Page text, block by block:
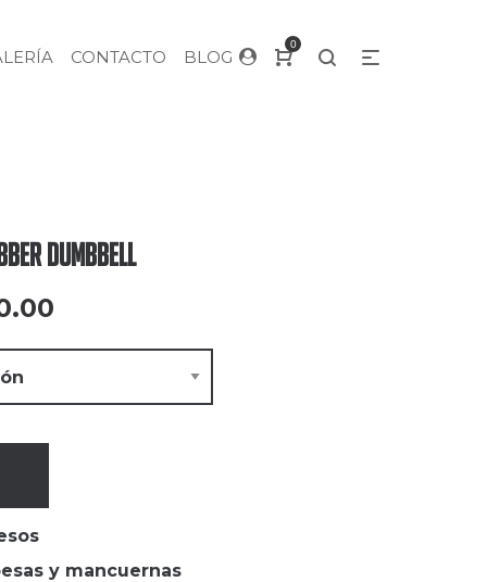
0
CONTACTO BLOG
Dumbbell
y mancuernas